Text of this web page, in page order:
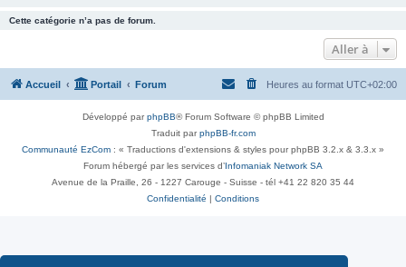
Cette catégorie n’a pas de forum.
Aller à
Accueil Portail Forum Heures au format UTC+02:00
Développé parphpBB® Forum Software © phpBB Limited
Traduit parphpBB-fr.com
Communauté EzCom : « Traductions d'extensions & styles pour phpBB 3.2.x & 3.3.x »
Forum hébergé par les services d’ Infomaniak Network SA
Avenue de la Praille, 26 - 1227 Carouge - Suisse - tél +41 22 820 35 44
Confidentialité
Conditions